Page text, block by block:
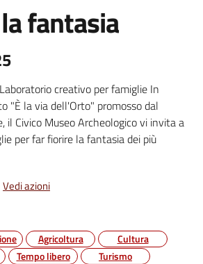
fantasia
creativo per famiglie In
"È la via dell'Orto" promosso dal
il Civico Museo Archeologico vi invita a
per far fiorire la fantasia dei più
Vedi azioni
Agricoltura
Cultura
Tempo libero Turismo